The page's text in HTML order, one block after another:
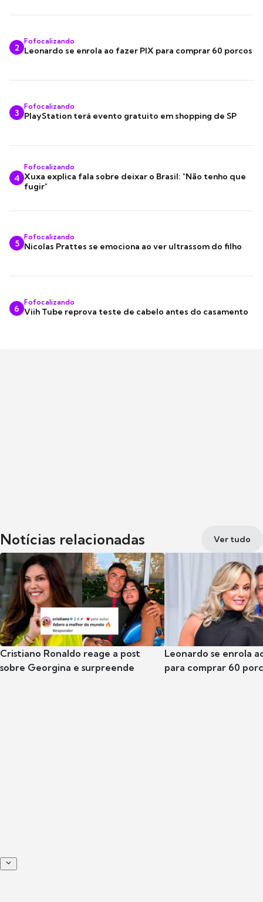
2
Fofocalizando
Leonardo se enrola ao fazer PIX para comprar 60 porcos
3
Fofocalizando
PlayStation terá evento gratuito em shopping de SP
4
Fofocalizando
Xuxa explica fala sobre deixar o Brasil: "Não tenho que
fugir"
5
Fofocalizando
Nicolas Prattes se emociona ao ver ultrassom do filho
6
Fofocalizando
Viih Tube reprova teste de cabelo antes do casamento
Notícias relacionadas Ver tudo
Cristiano Ronaldo reage a post
sobre Georgina e surpreende
Leonardo se enrola
para comprar 60